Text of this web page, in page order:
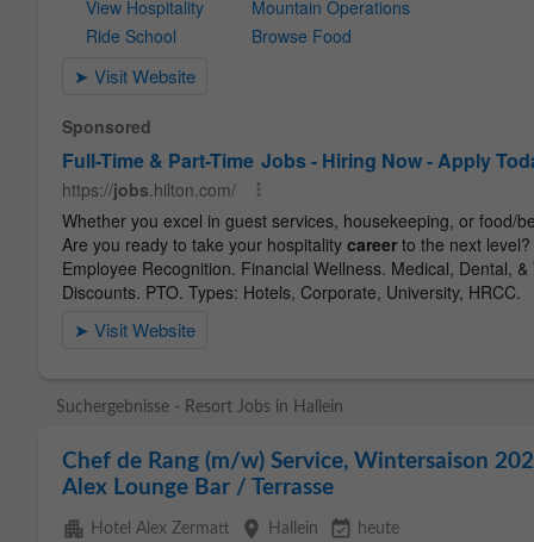
Suchergebnisse - Resort Jobs in Hallein
Chef de Rang (m/w) Service, Wintersaison
Alex Lounge Bar / Terrasse
apartment Hotel Alex Zermatt place Hallein event_available heute